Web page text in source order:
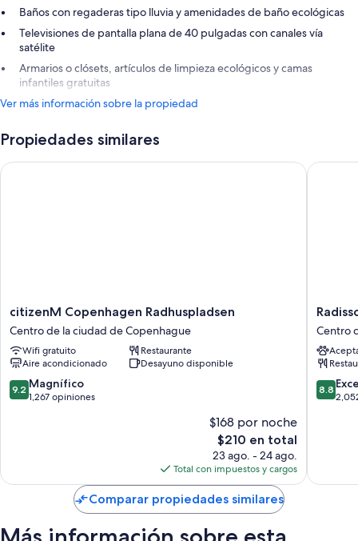
Baños con regaderas tipo lluvia y amenidades de baño ecológicas
Televisiones de pantalla plana de 40 pulgadas con canales vía
satélite
Armarios o clósets, artículos de limpieza ecológicos y camas
infantiles gratuitas
Ver más información sobre la propiedad
Propiedades similares
citizenM
Copenhagen
Radhuspladsen
Centro
de
la
ciudad
citizenM Copenhagen Radhuspladsen
Centro de la ciudad de Copenhague
Wifi gratuito
Restaurante
Aire acondicionado
Desayuno disponible
9.2
de
9.2 Magnífico
1,267 opiniones
$168 por noche
El
precio
actual
es
de
$210
$210 en total
23 ago. - 24 ago.
Total con impuestos y cargos
citizenM Copenhagen Radhuspladsen
Blu
Hotel,
Centro
de
Centro
8.8
de
8.8
Comparar propiedades similares